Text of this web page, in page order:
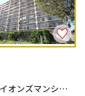
ライオンズマンション門沢橋 3階角住戸